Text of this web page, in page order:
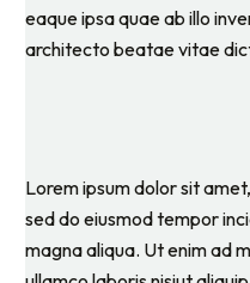
eaque ipsa quae ab illo
architecto beatae vitae
Lorem ipsum dolor sit
sed do eiusmod tempor
magna aliqua. Ut enim ad